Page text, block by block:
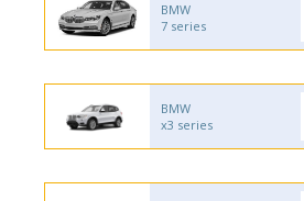
BMW
7 series
BMW
x3 series